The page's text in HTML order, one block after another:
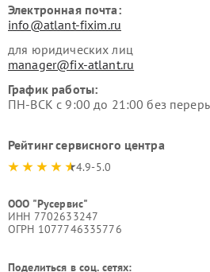
Электронная почта:
info@atlant-fixim.ru
для юридических лиц
manager@fix-atlant.ru
График работы:
ПН-ВСК с 9:00 до 21:00 без
Рейтинг сервисного центра
4.9-5.0
ООО "Русервис"
ИНН 7702633247
ОГРН 1077746335776
Поделиться в соц. сетях: